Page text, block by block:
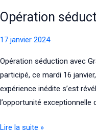
Opération
17 janvier 2024
Opération séduction avec
participé, ce mardi 16
expérience inédite s’est
l’opportunité exceptionnelle
Opération
Lire la suite »